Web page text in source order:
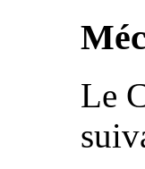
Le